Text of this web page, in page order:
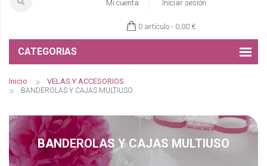
Mi cuenta Iniciar sesión
0 artículo - 0,00 €
CATEGORIAS
Inicio VELAS Y ACCESORIOS
BANDEROLAS Y CAJAS MULTIUSO
BANDEROLAS Y CAJAS MULTIUSO